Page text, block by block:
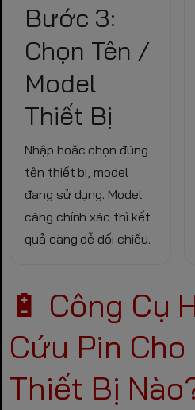
Bước 3:
Chọn Tên /
Model
Thiết Bị
Nhập hoặc chọn đúng
tên thiết bị, model
đang sử dụng. Model
càng chính xác thì kết
quả càng dễ đối chiếu.
🔋 Công Cụ
Cứu Pin
Thiết Bị